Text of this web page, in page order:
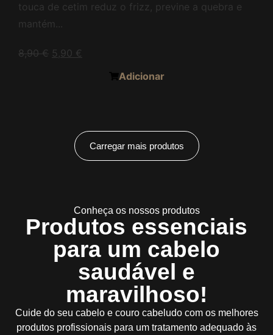
touca de cetim reduz o frizz, previne a quebra e
mantém...
8,90€ 5,90 €
Adicionar
Carregar mais produtos
Conheça os nossos produtos
Produtos essenciais
para um cabelo
saudável e
maravilhoso!
Cuide do seu cabelo e couro cabeludo com os melhores
produtos profissionais para um tratamento adequado às